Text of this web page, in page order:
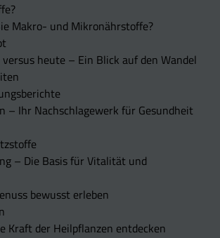
Makro- und Mikronährstoffe?
heute – Ein Blick auf den Wandel
– Ihr Nachschlagewerk für Gesundheit
– Die Basis für Vitalität und
bewusst erleben
Kraft der Heilpflanzen entdecken